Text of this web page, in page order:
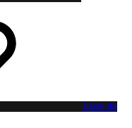
Liste de